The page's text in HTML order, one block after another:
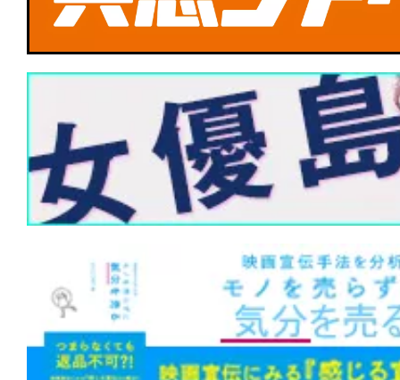
1位！新作『#ウォーフェア 戦地最前線
場版』『#28年後 白骨の神殿』がラン
【#観客動員ランキング】『#ズート
1位！『#緊急取調室 THE FINAL』が3
ーキングマン』『#エヴァQ』『#五十
旅』も初登場！
★【#観客動員ランキング】『#ズート
作『#ワーキングマン』もトップ10入り
【#観客動員ランキング】『#ズート
1位！新作『#アバター ファイヤー・ア
『#新解釈・幕末伝』が初登場、年末興